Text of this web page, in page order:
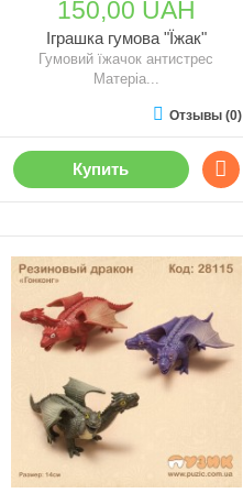
150,00 UAH
Іграшка гумова "Їжак"
Гумовий їжачок антистрес
Матеріа...
Отзывы (0)
Купить